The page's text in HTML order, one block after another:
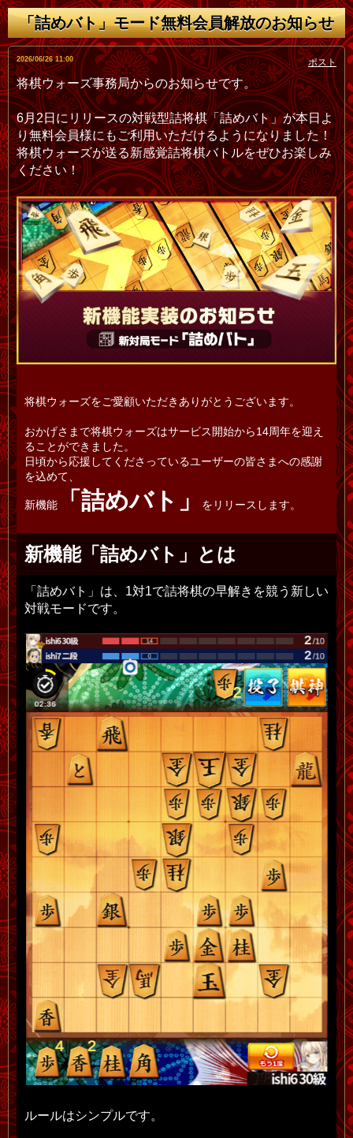
「詰めバト」モード無料会員解放のお知らせ
ポスト
2026/06/26 11:00
将棋ウォーズ事務局からのお知らせです。
6月2日にリリースの対戦型詰将棋「詰めバト」が本日よ
り無料会員様にもご利用いただけるようになりました！
将棋ウォーズが送る新感覚詰将棋バトルをぜひお楽しみ
ください！
将棋ウォーズをご愛顧いただきありがとうございます。
おかげさまで将棋ウォーズはサービス開始から14周年を迎え
ることができました。
日頃から応援してくださっているユーザーの皆さまへの感謝
を込めて、
新機能 「詰めバト」 をリリースします。
新機能「詰めバト」とは
「詰めバト」は、1対1で詰将棋の早解きを競う新しい
対戦モードです。
ルールはシンプルです。